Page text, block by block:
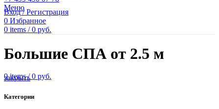
Меню
0items / 0 руб.
Вход / Регистрация
0 Избранное
0 items / 0 руб.
Большие СПА от 2.5 м
закрыть
Категории